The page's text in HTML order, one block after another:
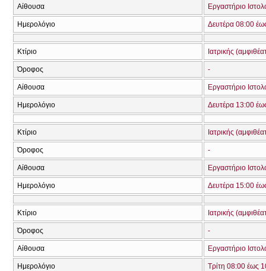
Αίθουσα Εργαστήριο
Ημερολόγιο Δευτέρα 08:00
Κτίριο Ιατρικής
Όροφος -
Αίθουσα Εργαστήριο
Ημερολόγιο Δευτέρα 13:00
Κτίριο Ιατρικής
Όροφος -
Αίθουσα Εργαστήριο
Ημερολόγιο Δευτέρα 15:00
Κτίριο Ιατρικής
Όροφος -
Αίθουσα Εργαστήριο
Ημερολόγιο Τρίτη 08:00 έως